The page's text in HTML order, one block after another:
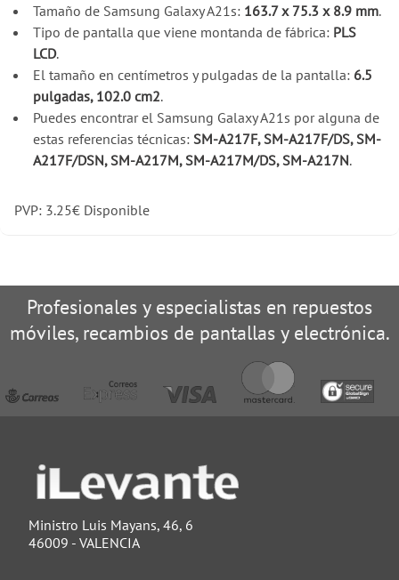
Tamaño de Samsung Galaxy A21s: 163.7 x 75.3 x 8.9 mm.
Tipo de pantalla que viene montanda de fábrica: PLS
LCD.
El tamaño en centímetros y pulgadas de la pantalla: 6.5
pulgadas, 102.0 cm2.
Puedes encontrar el Samsung Galaxy A21s por alguna de
estas referencias técnicas: SM-A217F, SM-A217F/DS, SM-
A217F/DSN, SM-A217M, SM-A217M/DS, SM-A217N.
PVP: 3.25€ Disponible
Profesionales y especialistas en repuestos
móviles, recambios de pantallas y electrónica.
Ministro Luis Mayans, 46, 6
46009 - VALENCIA